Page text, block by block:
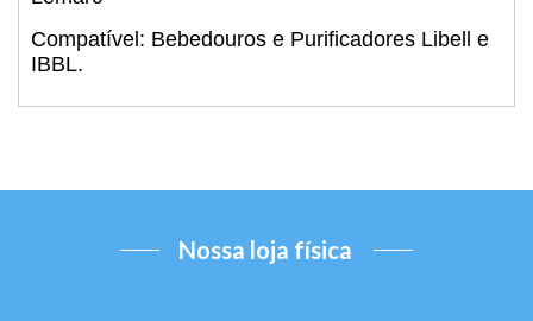
Compatível: Bebedouros e Purificadores Libell e
IBBL.
Nossa loja física